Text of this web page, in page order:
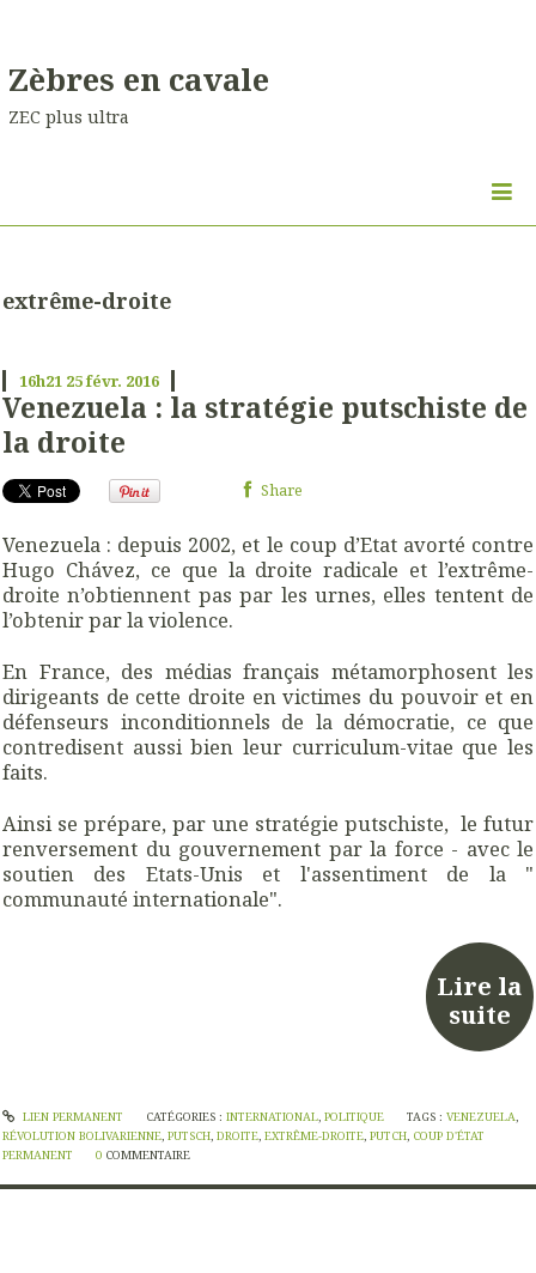
Zèbres en cavale
ZEC plus ultra
extrême-droite
16h21 25févr. 2016
Venezuela : la stratégie putschiste de
la droite
Share
Venezuela : depuis 2002, et le coup d’Etat avorté contre
Hugo Chávez, ce que la droite radicale et l’extrême-
droite n’obtiennent pas par les urnes, elles tentent de
l’obtenir par la violence.
En France, des médias français métamorphosent les
dirigeants de cette droite en victimes du pouvoir et en
défenseurs inconditionnels de la démocratie, ce que
contredisent aussi bien leur curriculum-vitae que les
faits.
Ainsi se prépare, par une stratégie putschiste, le futur
renversement du gouvernement par la force - avec le
soutien des Etats-Unis et l'assentiment de la "
communauté internationale".
Lire la
suite
LIEN PERMANENT CATÉGORIES : INTERNATIONAL, POLITIQUE TAGS : VENEZUELA,
RÉVOLUTION BOLIVARIENNE, PUTSCH, DROITE, EXTRÊME-DROITE, PUTCH, COUP D'ÉTAT
PERMANENT
0 COMMENTAIRE